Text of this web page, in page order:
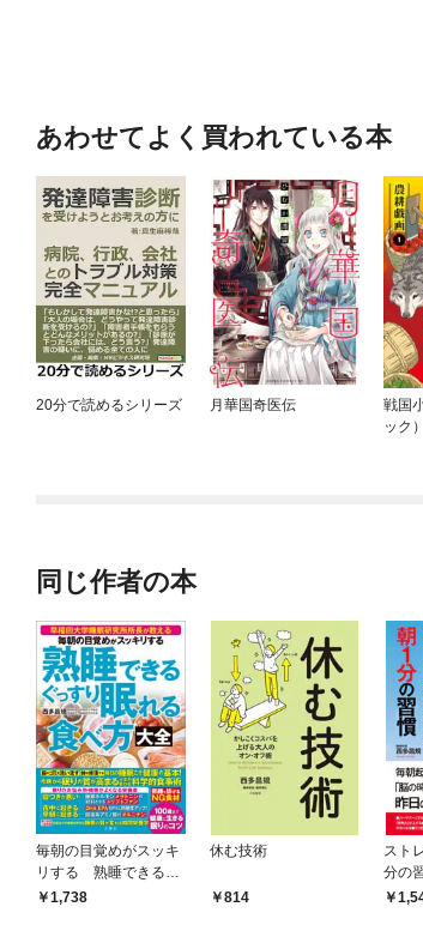
あわせてよく買われている本
20分で読めるシリーズ 月華国奇医伝
戦国
ック）
同じ作者の本
毎朝の目覚めがスッキ
リする 熟睡できる
ぐっすり眠れる食べ方
1,738
休む技術
814
スト
分の